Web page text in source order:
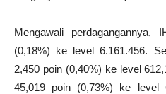
Mengawali perdagangannya,
(0,18%) ke level 6.161.456.
2,450 poin (0,40%) ke level
45,019 poin (0,73%) ke level